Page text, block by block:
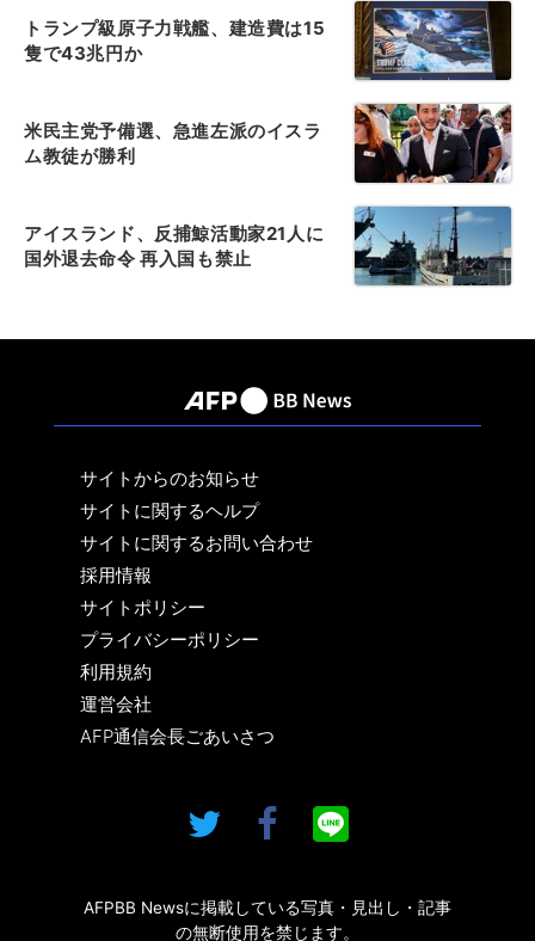
トランプ級原子力戦艦、建造費は15
隻で43兆円か
米民主党予備選、急進左派のイスラ
ム教徒が勝利
アイスランド、反捕鯨活動家21人に
国外退去命令 再入国も禁止
サイトからのお知らせ
サイトに関するヘルプ
サイトに関するお問い合わせ
採用情報
サイトポリシー
プライバシーポリシー
利用規約
運営会社
AFP通信会長ごあいさつ
AFPBB Newsに掲載している写真・見出し・記事
の無断使用を禁じます。